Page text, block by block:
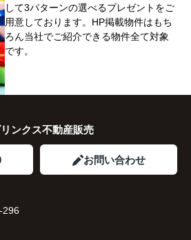
して3パターンの選べるプレゼントをご
用意しております。HP掲載物件はもち
ろん当社でご紹介できる物件全て対象
です。
ンクス不動産販売
お問い合わせ
296